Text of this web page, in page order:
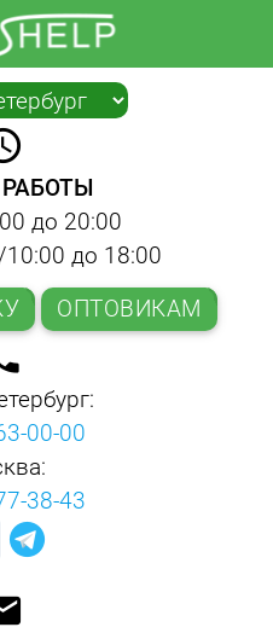
▼
до 20:00
до 18:00
ОПТОВИКАМ
00-00
38-43